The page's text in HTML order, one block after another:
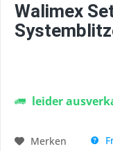
Walimex
leider
Merken